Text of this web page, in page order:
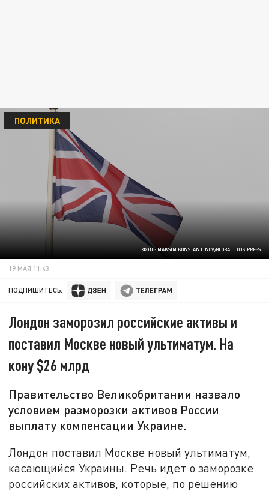
ФОТО: MAKSIM KONSTANTINOV/GLOBAL LOOK PRESS
ПОЛИТИКА
19 МАЯ 11:43
ПОДПИШИТЕСЬ:
Лондон заморозил российские активы и
поставил Москве новый ультиматум. На
кону $26 млрд
Правительство Великобритании назвало
условием разморозки активов России
выплату компенсации Украине.
Лондон поставил Москве новый ультиматум,
касающийся Украины. Речь идет о заморозке
российских активов, которые, по решению